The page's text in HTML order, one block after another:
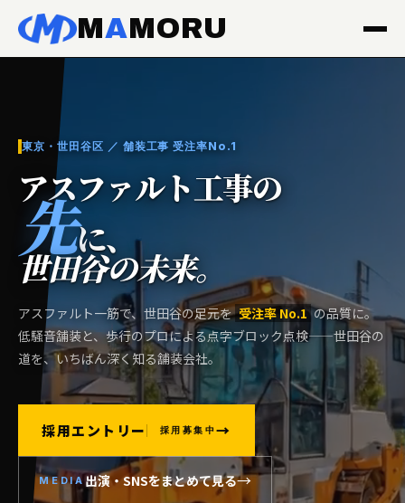
MAMORU
東京・世田谷区 ／ 舗装工事 受注率No.1
道路工事が、私たちの名刺。
アスファルト工事の
先に、
世田谷の未来。
アスファルト一筋で、世田谷の足元を 受注率 No.1 の品質に。
低騒音舗装と、歩行のプロによる点字ブロック点検——世田谷の
道を、いちばん深く知る舗装会社。
採用エントリー 採用募集中 →
MEDIA 出演・SNSをまとめて見る→